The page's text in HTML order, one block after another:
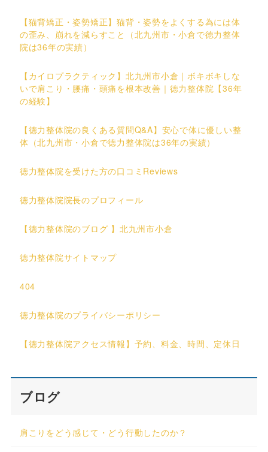
【猫背矯正・姿勢矯正】猫背・姿勢をよくする為には体
の歪み、崩れを減らすこと（北九州市・小倉で徳力整体
院は36年の実績）
【カイロプラクティック】北九州市小倉｜ボキボキしな
いで肩こり・腰痛・頭痛を根本改善｜徳力整体院【36年
の経験】
【徳力整体院の良くある質問Q&A】安心で体に優しい整
体（北九州市・小倉で徳力整体院は36年の実績）
徳力整体院を受けた方の口コミReviews
徳力整体院院長のプロフィール
【徳力整体院のブログ 】北九州市小倉
徳力整体院サイトマップ
404
徳力整体院のプライバシーポリシー
【徳力整体院アクセス情報】予約、料金、時間、定休日
ブログ
肩こりをどう感じて・どう行動したのか？